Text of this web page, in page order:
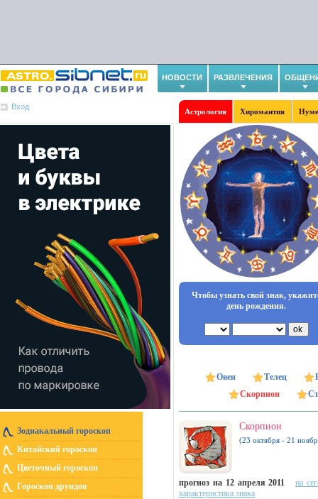
НОВОСТИ РАЗВЛЕЧЕНИЯ
Вход
Астрология Хиромантия
Зодиакальный гороскоп
Китайский гороскоп
Цветочный гороскоп
Гороскоп друидов
Чтобы узнать свой знак,
день рождения.
Овен Телец
Скорпион
Скорпион
(23 октября - 21
прогноз на 12 апреля 2011
на
характеристика знака